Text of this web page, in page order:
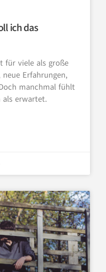
ich das
für viele als große
neue Erfahrungen,
manchmal fühlt
als erwartet.